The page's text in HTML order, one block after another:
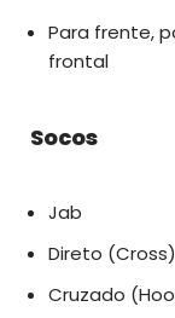
Para frente,
frontal
Socos
Jab
Direto (Cross)
Cruzado